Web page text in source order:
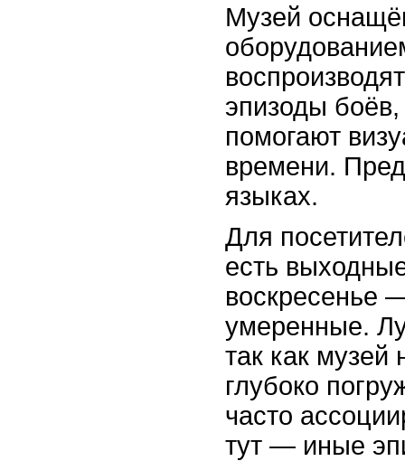
Музей
эпизоды
помогают
времени.
языках.
Для
есть
воскресенье
умеренные.
так как
глубоко
часто
тут — иные